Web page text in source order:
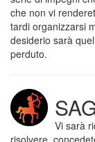
che non vi
tardi organizzarsi
desiderio sarà
perduto.
Vi sarà